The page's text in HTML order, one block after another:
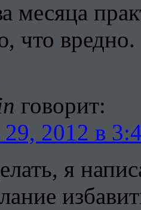
месяца
что
говорит:
2012 в
я